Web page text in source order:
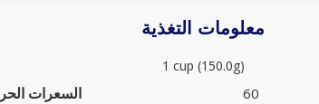
معلومات التغذية
1 cup (150.0g)
السعرات 60